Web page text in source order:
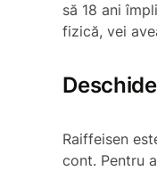
să 18 ani
fizică, vei
Raiffeisen
cont. Pentru